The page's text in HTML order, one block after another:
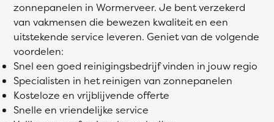
zonnepanelen in Wormerveer. Je bent verzekerd
van vakmensen die bewezen kwaliteit en een
uitstekende service leveren. Geniet van de volgende
voordelen:
Snel een goed reinigingsbedrijf vinden in jouw regio
Specialisten in het reinigen van zonnepanelen
Kosteloze en vrijblijvende offerte
Snelle en vriendelijke service